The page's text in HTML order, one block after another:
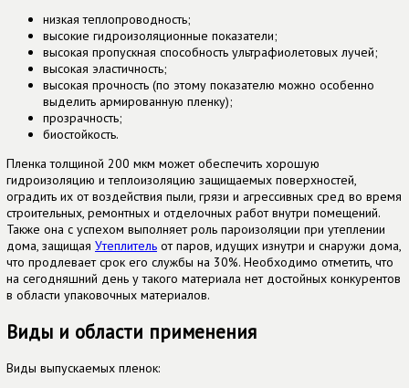
низкая теплопроводность;
высокие гидроизоляционные показатели;
высокая пропускная способность ультрафиолетовых лучей;
высокая эластичность;
высокая прочность (по этому показателю можно особенно
выделить армированную пленку);
прозрачность;
биостойкость.
Пленка толщиной 200 мкм может обеспечить хорошую
гидроизоляцию и теплоизоляцию защищаемых поверхностей,
оградить их от воздействия пыли, грязи и агрессивных сред во время
строительных, ремонтных и отделочных работ внутри помещений.
Также она с успехом выполняет роль пароизоляции при утеплении
дома, защищая Утеплитель от паров, идущих изнутри и снаружи дома,
что продлевает срок его службы на 30%. Необходимо отметить, что
на сегодняшний день у такого материала нет достойных конкурентов
в области упаковочных материалов.
Виды и области применения
Виды выпускаемых пленок: